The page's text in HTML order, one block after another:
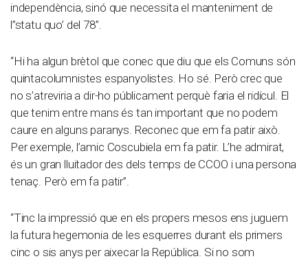
independència, sinó que necessita el manteniment de
l”statu quo’ del 78”.
“Hi ha algun brètol que conec que diu que els Comuns són
quintacolumnistes espanyolistes. Ho sé. Però crec que
no s’atreviria a dir-ho públicament perquè faria el ridícul. El
que tenim entre mans és tan important que no podem
caure en alguns paranys. Reconec que em fa patir això.
Per exemple, l’amic Coscubiela em fa patir. L’he admirat,
és un gran lluitador des dels temps de CCOO i una persona
tenaç. Però em fa patir”.
“Tinc la impressió que en els propers mesos ens juguem
la futura hegemonia de les esquerres durant els primers
cinc o sis anys per aixecar la República. Si no som